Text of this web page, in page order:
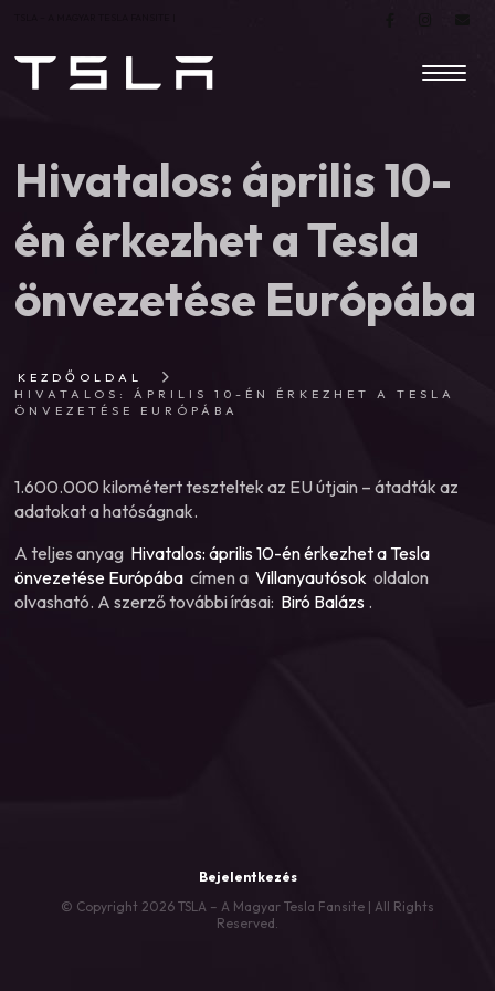
Hivatalos: április 10-
én érkezhet a Tesla
önvezetése Európába
KEZDŐOLDAL
HIVATALOS: ÁPRILIS 10-ÉN ÉRKEZHET A TESLA
ÖNVEZETÉSE EURÓPÁBA
1.600.000 kilométert teszteltek az EU útjain – átadták az
adatokat a hatóságnak.
A teljes anyag Hivatalos: április 10-én érkezhet a Tesla
önvezetése Európába címen a Villanyautósok oldalon
olvasható. A szerző további írásai: Biró Balázs .
Bejelentkezés
© Copyright 2026 TSLA – A Magyar Tesla Fansite | All Rights
Reserved.